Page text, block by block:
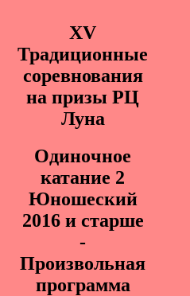
XV
Традиционные
соревнования
на призы РЦ
Луна
Одинoчное
катание 2
Юнoшеcкий
2016 и старше
-
Произвольная
программа